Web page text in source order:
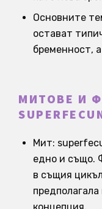
Основните
остават
бременност,
МИТОВЕ И
Мит:
едно и също.
в същия
концепция.